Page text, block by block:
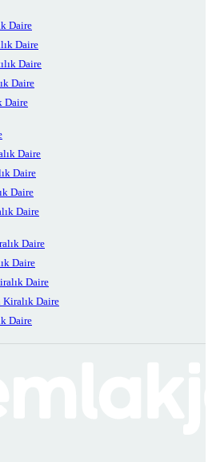
Daire
Daire
Daire
Daire
Daire
Daire
Daire
Daire
Daire
Daire
Daire
Daire
Daire
Daire